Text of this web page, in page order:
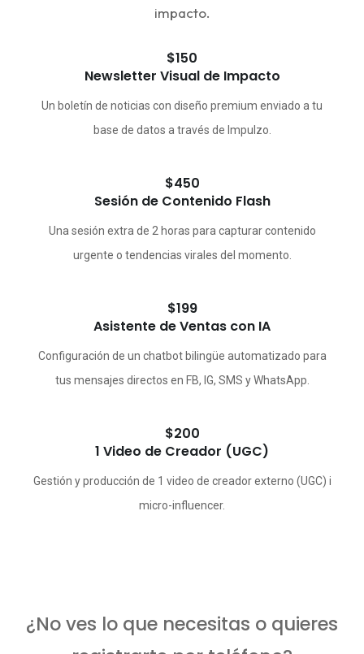
impacto.
$150
Newsletter Visual de Impacto
Un boletín de noticias con diseño premium enviado a tu
base de datos a través de Impulzo.
$450
Sesión de Contenido Flash
Una sesión extra de 2 horas para capturar contenido
urgente o tendencias virales del momento.
$199
Asistente de Ventas con IA
Configuración de un chatbot bilingüe automatizado para
tus mensajes directos en FB, IG, SMS y WhatsApp.
$200
1 Video de Creador (UGC)
Gestión y producción de 1 video de creador externo (UGC) i
micro-influencer.
¿No ves lo que necesitas o quieres